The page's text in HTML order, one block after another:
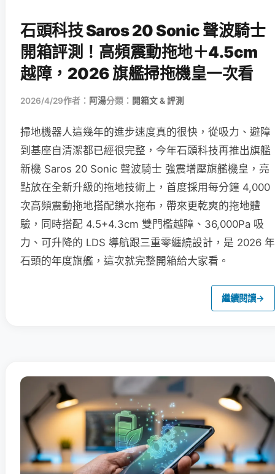
石頭科技 Saros 20 Sonic 聲波騎士
開箱評測！高頻震動拖地＋4.5cm
越障，2026 旗艦掃拖機皇一次看
2026/4/29作者： 阿湯分類： 開箱文 & 評測
掃地機器人這幾年的進步速度真的很快，從吸力、避障
到基座自清潔都已經很完整，今年石頭科技再推出旗艦
新機 Saros 20 Sonic 聲波騎士 強震增壓旗艦機皇，亮
點放在全新升級的拖地技術上，首度採用每分鐘 4,000
次高頻震動拖地搭配鎖水拖布，帶來更乾爽的拖地體
驗，同時搭配 4.5+4.3cm 雙門檻越障、36,000Pa 吸
力、可升降的 LDS 導航跟三重零纏繞設計，是 2026 年
石頭的年度旗艦，這次就完整開箱給大家看。
繼續閱讀→